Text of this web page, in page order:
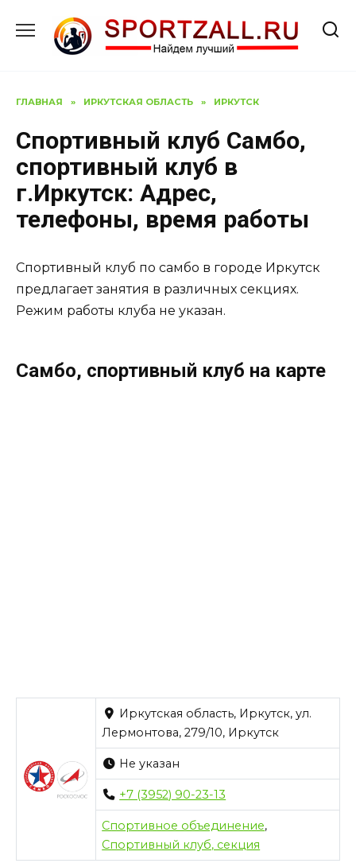
содержанию
ГЛАВНАЯ » ИРКУТСКАЯ ОБЛАСТЬ » ИРКУТСК
Спортивный клуб Самбо,
спортивный клуб в
г.Иркутск: Адрес,
телефоны, время работы
Спортивный клуб по самбо в городе Иркутск
предлагает занятия в различных секциях.
Режим работы клуба не указан.
Самбо, спортивный клуб на карте
Иркутская область, Иркутск, ул.
Лермонтова, 279/10, Иркутск
Не указан
+7 (3952) 90-23-13
Спортивное объединение,
Спортивный клуб, секция